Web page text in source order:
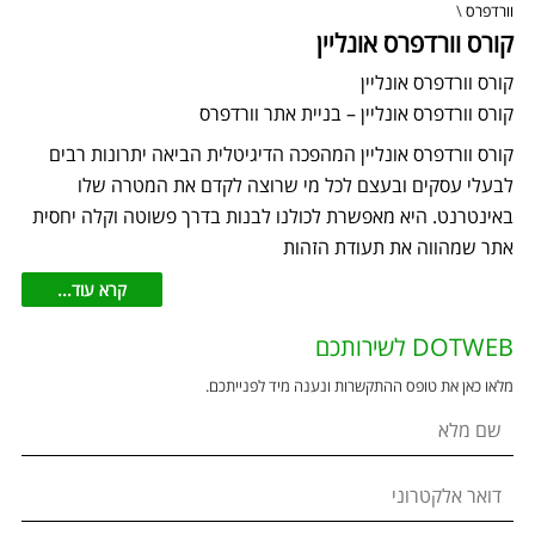
וורדפרס\
קורס וורדפרס אונליין
קורס וורדפרס אונליין
קורס וורדפרס אונליין – בניית אתר וורדפרס
קורס וורדפרס אונליין המהפכה הדיגיטלית הביאה יתרונות רבים
לבעלי עסקים ובעצם לכל מי שרוצה לקדם את המטרה שלו
באינטרנט. היא מאפשרת לכולנו לבנות בדרך פשוטה וקלה יחסית
אתר שמהווה את תעודת הזהות
קרא עוד...
DOTWEB לשירותכם
מלאו כאן את טופס ההתקשרות ונענה מיד לפנייתכם.
שם מלא
דואר אלקטרוני